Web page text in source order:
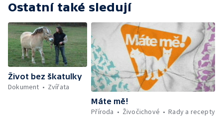
Ostatní také sledují
Život bez škatulky
Dokument
Zvířata
Máte mě!
Příroda
Živočichové Rady a recepty